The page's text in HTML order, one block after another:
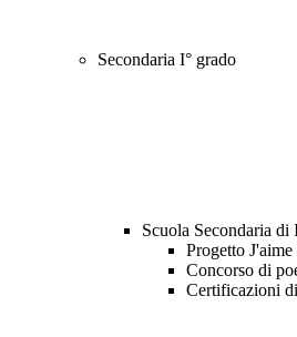
Secondaria I° grado
Scuola Secondaria
Progetto
Concorso di
Certificazioni